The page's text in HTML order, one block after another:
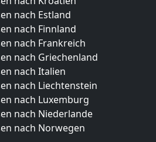
nach Estland
nach Finnland
nach Frankreich
nach Griechenland
nach Italien
nach Liechtenstein
nach Luxemburg
nach Niederlande
nach Norwegen